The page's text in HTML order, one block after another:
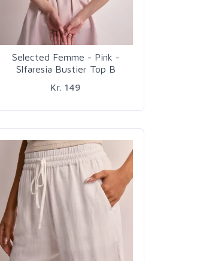
Selected Femme - Pink -
Slfaresia Bustier Top B
Kr. 149